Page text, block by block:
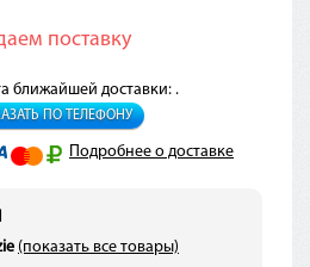
поставку
ближайшей доставки: .
ПО ТЕЛЕФОНУ
Подробнее о доставке
(показать все товары)